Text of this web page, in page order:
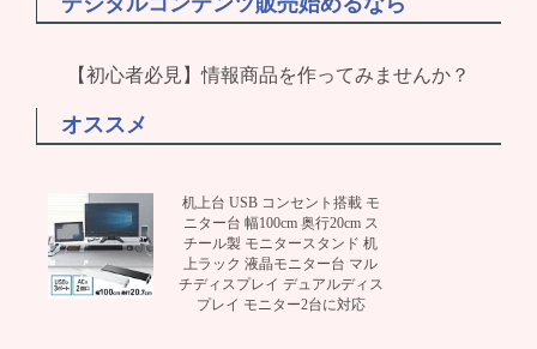
【初心者必見】情報商品を作ってみませんか？
オススメ
机上台 USB コンセント搭載 モ
ニター台 幅100cm 奥行20cm ス
チール製 モニタースタンド 机
上ラック 液晶モニター台 マル
チディスプレイ デュアルディス
プレイ モニター2台に対応